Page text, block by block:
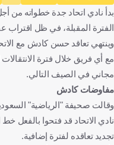
المملكة العربية السعودية
بدأ نادي اتحاد جدة خطواته من
الفترة المقبلة، في ظل اقتراب
وينتهي تعاقد حسن كادش مع
مع أي فريق خلال فترة
مجاني في الصيف التالي.
مفاوضات كادش
وقالت صحيفة "الرياضية"
نادي الاتحاد قد فتحوا بالفعل
تجديد تعاقده لفترة إضافية.